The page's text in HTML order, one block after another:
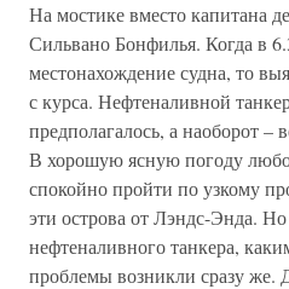
На мостике вместо капитана
Сильвано Бонфилья. Когда в
местонахождение судна, то
с курса. Нефтеналивной
предполагалось, а наоборот –
В хорошую ясную погоду
спокойно пройти по узкому
эти острова от Лэндс-Энда. Но
нефтеналивного танкера,
проблемы возникли сразу же.